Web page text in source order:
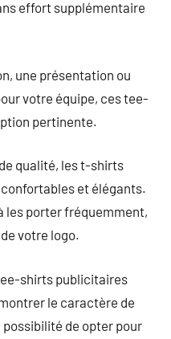
effort supplémentaire
une présentation ou
votre équipe, ces tee-
pertinente.
qualité, les t-shirts
et élégants.
les porter fréquemment,
votre logo.
shirts publicitaires
le caractère de
de opter pour